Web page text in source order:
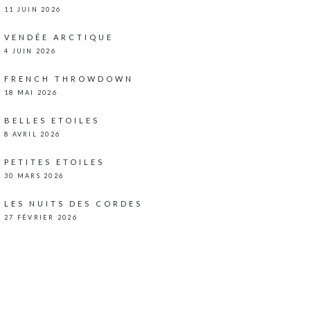
11 JUIN 2026
VENDÉE ARCTIQUE
4 JUIN 2026
FRENCH THROWDOWN
18 MAI 2026
BELLES ETOILES
8 AVRIL 2026
PETITES ETOILES
30 MARS 2026
LES NUITS DES CORDES
27 FÉVRIER 2026